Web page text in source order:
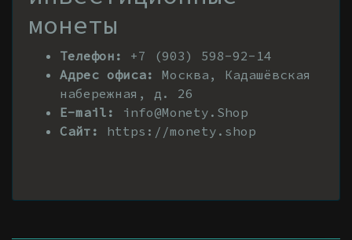
монеты
Телефон:
+7 (903) 598-92-14
Адрес офиса:
Москва, Кадашёвская
набережная, д. 26
E-mail:
info@Monety.Shop
Сайт:
https://monety.shop